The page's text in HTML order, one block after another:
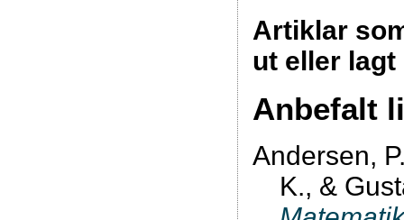
Artiklar
ut eller lagt
Anbefalt
Andersen,
K., &